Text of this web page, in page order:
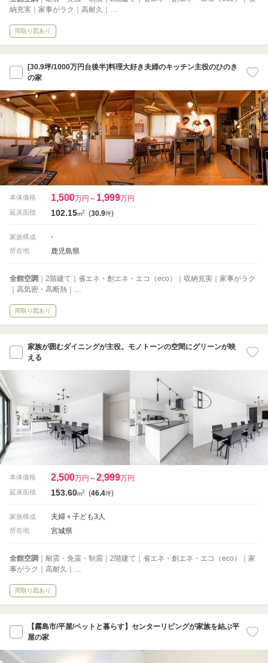
納充実｜家事がラク｜高耐久｜…
間取り図あり
[30.9坪/1000万円台後半]料理大好き夫婦のキッチン主役のひのき
の家
本体価格 1,500万円 ～ 1,999万円
延床面積 102.15m2 (30.9坪)
家族構成 -
所在地 鹿児島県
全館空調 ｜2階建て｜省エネ・創エネ・エコ（eco）｜収納充実｜家事がラク
｜高気密・高断熱｜…
間取り図あり
家族が囲むダイニングが主役。モノトーンの空間にグリーンが映
える
本体価格 2,500万円 ～2,999万円
延床面積 153.60m2 (46.4坪)
家族構成 夫婦＋子ども3人
所在地 宮城県
全館空調 ｜耐震・免震・制震｜2階建て｜省エネ・創エネ・エコ（eco）｜家
事がラク｜高耐久｜…
間取り図あり
【霧島市/平屋/ペットと暮らす】センターリビングが家族を結ぶ平
屋の家